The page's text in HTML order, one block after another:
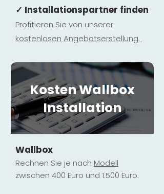
✓ Installationspartner finden
Profitieren Sie von unserer
kostenlosen Angebotserstellung.
Kosten Wallbox
Installation
Wallbox
Rechnen Sie je nach Modell
zwischen 400 Euro und 1.500 Euro.